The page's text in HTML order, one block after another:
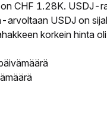
CHF 1.28K. USDJ-
USDJ on
korkein hinta